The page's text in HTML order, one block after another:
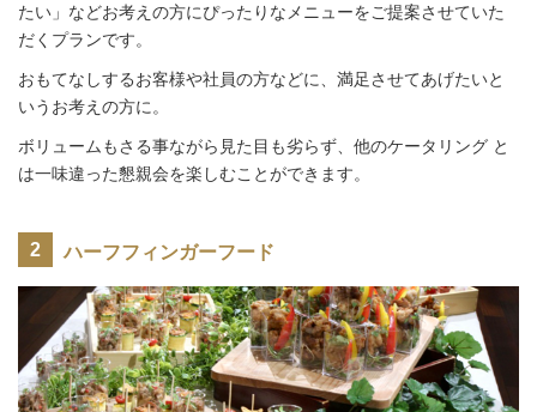
たい」などお考えの方にぴったりなメニューをご提案させていた
だくプランです。
おもてなしするお客様や社員の方などに、満足させてあげたいと
いうお考えの方に。
ボリュームもさる事ながら見た目も劣らず、他のケータリング と
は一味違った懇親会を楽しむことができます。
ハーフフィンガーフード